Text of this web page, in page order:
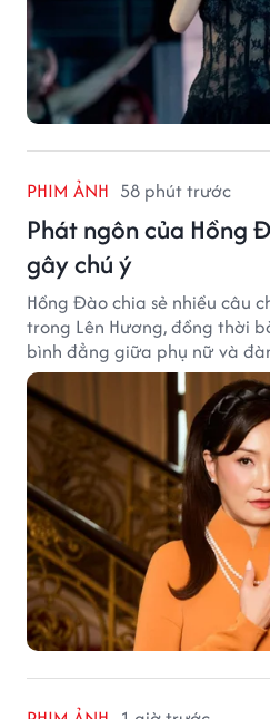
PHIM ẢNH 58 phút trước
Phát ngôn của Hồng
gây chú ý
Hồng Đào chia sẻ nhiều câu
trong Lên Hương, đồng thời
bình đẳng giữa phụ nữ và